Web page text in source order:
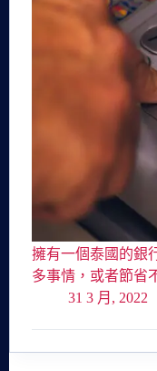
擁有一個泰國的銀
多事情，或者節省
31 3 月, 2022